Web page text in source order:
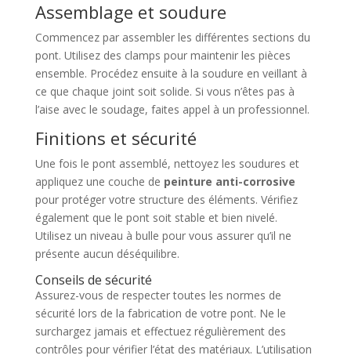
Assemblage et soudure
Commencez par assembler les différentes sections du
pont. Utilisez des clamps pour maintenir les pièces
ensemble. Procédez ensuite à la soudure en veillant à
ce que chaque joint soit solide. Si vous n’êtes pas à
l’aise avec le soudage, faites appel à un professionnel.
Finitions et sécurité
Une fois le pont assemblé, nettoyez les soudures et
appliquez une couche de peinture anti-corrosive
pour protéger votre structure des éléments. Vérifiez
également que le pont soit stable et bien nivelé.
Utilisez un niveau à bulle pour vous assurer qu’il ne
présente aucun déséquilibre.
Conseils de sécurité
Assurez-vous de respecter toutes les normes de
sécurité lors de la fabrication de votre pont. Ne le
surchargez jamais et effectuez régulièrement des
contrôles pour vérifier l’état des matériaux. L’utilisation